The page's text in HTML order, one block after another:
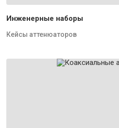
Инженерные наборы
Кейсы аттенюаторов